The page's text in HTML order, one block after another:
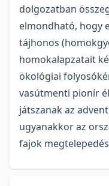
dolgozatban
elmondható, hogy
tájhonos
homokalapzatait
ökológiai
vasútmenti pionír
játszanak az
ugyanakkor az
fajok